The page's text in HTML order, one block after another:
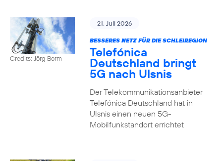
Credits: Jörg Borm
21. Juli 2026
BESSERES NETZ FÜR DIE SCHLEIREGION
Telefónica
Deutschland bringt
5G nach Ulsnis
Der Telekommunikationsanbieter
Telefónica Deutschland hat in
Ulsnis einen neuen 5G-
Mobilfunkstandort errichtet